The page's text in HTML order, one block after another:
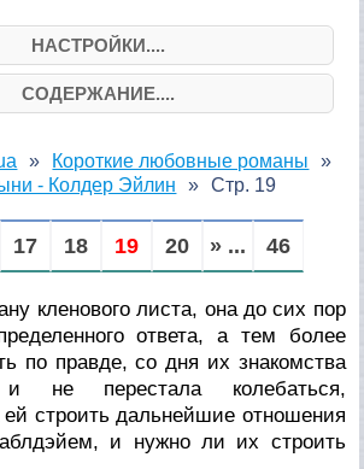
НАСТРОЙКИ....
СОДЕРЖАНИЕ....
Короткие любовные романы
- Колдер Эйлин
Стр. 19
17 18 19 20 » ... 46
кленового листа, она до сих пор
ответа, а тем более
по правде, со дня их знакомства
не перестала колебаться,
ей строить дальнейшие отношения
и нужно ли их строить